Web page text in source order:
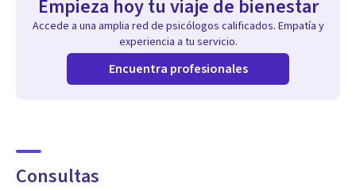
Empieza hoy tu viaje de bienestar
Accede a una amplia red de psicólogos calificados. Empatía y
experiencia a tu servicio.
Encuentra profesionales
Consultas